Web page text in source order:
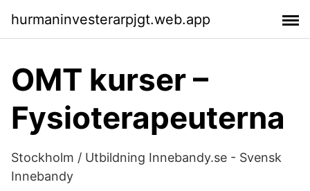
hurmaninvesterarpjgt.web.app
OMT kurser –
Fysioterapeuterna
Stockholm / Utbildning Innebandy.se - Svensk
Innebandy